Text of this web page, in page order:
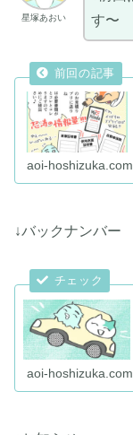
星塚あおい
す〜
aoi-hoshizuka.com
↓バックナンバー
aoi-hoshizuka.com